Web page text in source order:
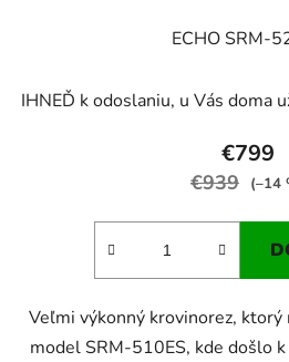
ECHO SRM-
IHNEĎ k odoslaniu, u Vás doma
€799
€939 (–14
Veľmi výkonný krovinorez, ktorý
model SRM-510ES, kde došlo